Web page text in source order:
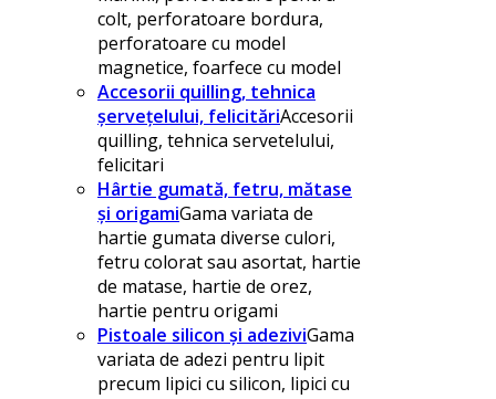
colt, perforatoare bordura,
perforatoare cu model
magnetice, foarfece cu model
Accesorii quilling, tehnica
șervețelului, felicităriAccesorii
quilling, tehnica servetelului,
felicitari
Hârtie gumată, fetru, mătase
și origamiGama variata de
hartie gumata diverse culori,
fetru colorat sau asortat, hartie
de matase, hartie de orez,
hartie pentru origami
Pistoale silicon și adeziviGama
variata de adezi pentru lipit
precum lipici cu silicon, lipici cu